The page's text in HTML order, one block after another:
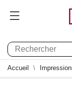
Accueil